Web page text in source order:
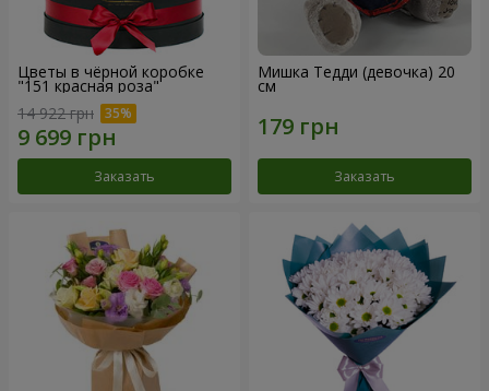
Цветы в чёрной коробке
"151 красная роза"
14 922 грн
Заказать
Мишка Тедди (девочка) 20
см
Заказать